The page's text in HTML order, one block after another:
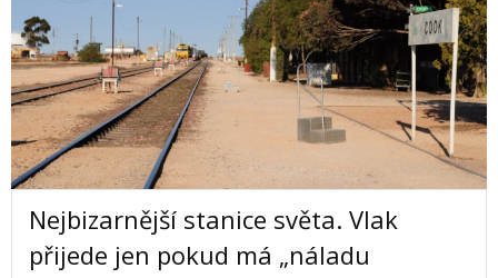
Nejbizarnější stanice světa. Vlak
přijede jen pokud má „náladu